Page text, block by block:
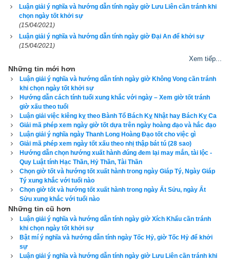
3 – Tốc Hỷ (có sách gọi là Túc Hỷ hay Tiên Thắng)
4 – Xích Khẩu
6 – Không Vong (có sách gọi là Phật Diệt)
Tôi ví dụ: Ngày 20/04/2023 dương lịch tức ngày mùng
1/3/2023 là ngày Tiểu Cát, ngày 2/3 sẽ là Không Vong, ngày
3/3 sẽ là Đại An, ngày 4/3 sẽ là Lưu Liên, ngày 5/3 sẽ là Tốc
Hỷ, ngày 6/3 sẽ là Xích Khẩu, còn ngày 7/3 sẽ quay lại Tiểu
Cát. Các ngày tiếp theo tính tương tự.
Luận giải ý nghĩa và hướng dẫn tính ngày giờ Lưu Liên cần tránh khi
chọn ngày tốt khởi sự
(15/04/2021)
Luận giải ý nghĩa và hướng dẫn tính ngày giờ Đại An để khởi sự
(15/04/2021)
Xem tiếp...
Những tin mới hơn
Luận giải ý nghĩa và hướng dẫn tính ngày giờ Không Vong cần tránh
khi chọn ngày tốt khởi sự
Hướng dẫn cách tính tuổi xung khắc với ngày – Xem giờ tốt tránh
giờ xấu theo tuổi
Luận giải việc kiêng kỵ theo Bành Tổ Bách Kỵ Nhật hay Bách Kỵ Ca
Giải mã phép xem ngày giờ tốt dựa trên ngày hoàng đạo và hắc đạo
Luận giải ý nghĩa ngày Thanh Long Hoàng Đạo tốt cho việc gì
Giải mã phép xem ngày tốt xấu theo nhị thập bát tú (28 sao)
Hướng dẫn chọn hướng xuất hành đúng đem lại may mắn, tài lộc -
Quy Luật tính Hạc Thần, Hỷ Thần, Tài Thần
Chọn giờ tốt và hướng tốt xuất hành trong ngày Giáp Tý, Ngày Giáp
Tý xung khắc với tuổi nào
Chọn giờ tốt và hướng tốt xuất hành trong ngày Ất Sửu, ngày Ất
Sửu xung khắc với tuổi nào
Những tin cũ hơn
Luận giải ý nghĩa và hướng dẫn tính ngày giờ Xích Khẩu cần tránh
khi chọn ngày tốt khởi sự
Bật mí ý nghĩa và hướng dẫn tính ngày Tốc Hỷ, giờ Tốc Hỷ để khởi
sự
Luận giải ý nghĩa và hướng dẫn tính ngày giờ Lưu Liên cần tránh khi